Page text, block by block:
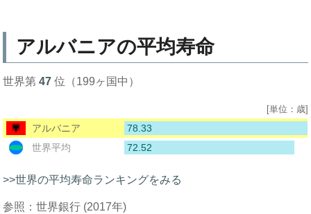
アルバニアの平均寿命
世界第47 位（199ヶ国中）
[単位：歳]
アルバニア
78.33
世界平均
72.52
>>世界の平均寿命ランキングをみる
参照：世界銀行 (2017年)